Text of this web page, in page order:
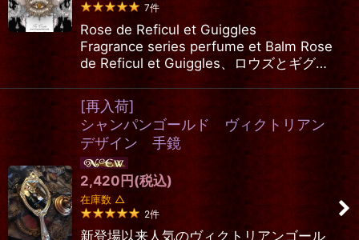
7件
Rose de Reficul et Guiggles
Fragrance series perfume et Balm Rose
de Reficul et Guiggles、ロウズとギグ…
[再入荷]
シャンパンゴールド ヴィクトリアン
デザイン 手鏡
2,420円(税込)
在庫数 △
2件
新登場以来人気のヴィクトリアンゴール